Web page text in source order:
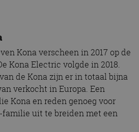
Kona verscheen in 2017 op de
Kona Electric volgde in 2018.
de Kona zijn er in totaal bijna
verkocht in Europa. Een
Kona en reden genoeg voor
familie uit te breiden met een